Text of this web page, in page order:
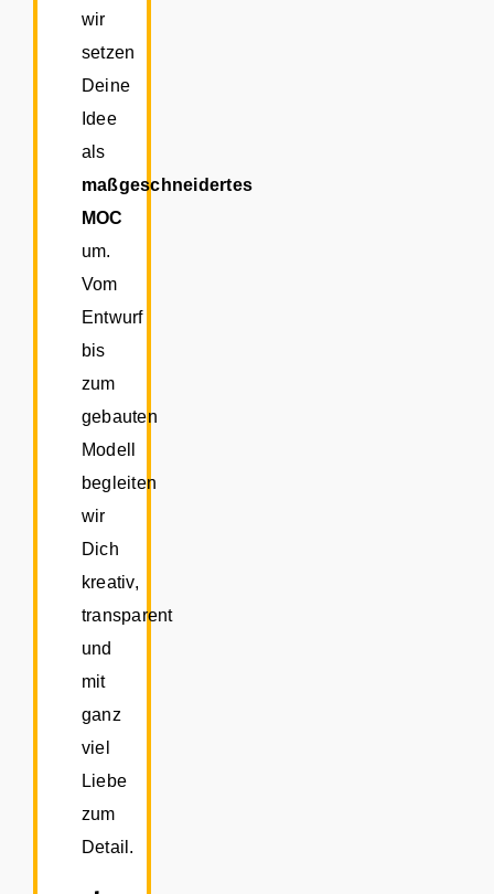
wir
setzen
Deine
Idee
als
maßgeschneidertes
MOC
um.
Vom
Entwurf
bis
zum
gebauten
Modell
begleiten
wir
Dich
kreativ,
transparent
und
mit
ganz
viel
Liebe
zum
Detail.